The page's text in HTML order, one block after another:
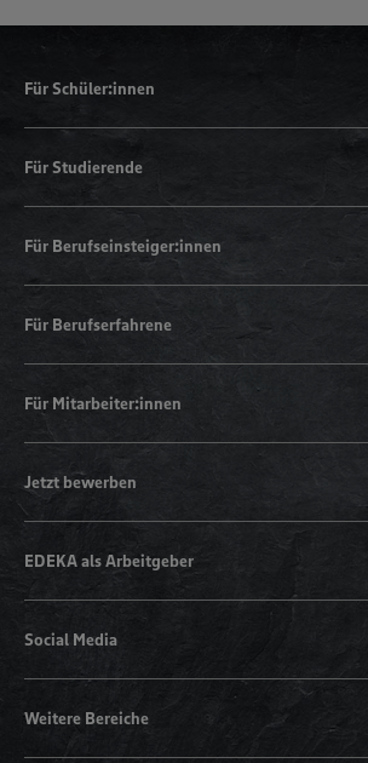
Für Schüler:innen
Für Studierende
Für Berufseinsteiger:innen
Für Berufserfahrene
Für Mitarbeiter:innen
Jetzt bewerben
EDEKA als Arbeitgeber
Social Media
Weitere Bereiche